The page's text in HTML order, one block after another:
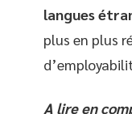
langues
plus en plus
A lire en